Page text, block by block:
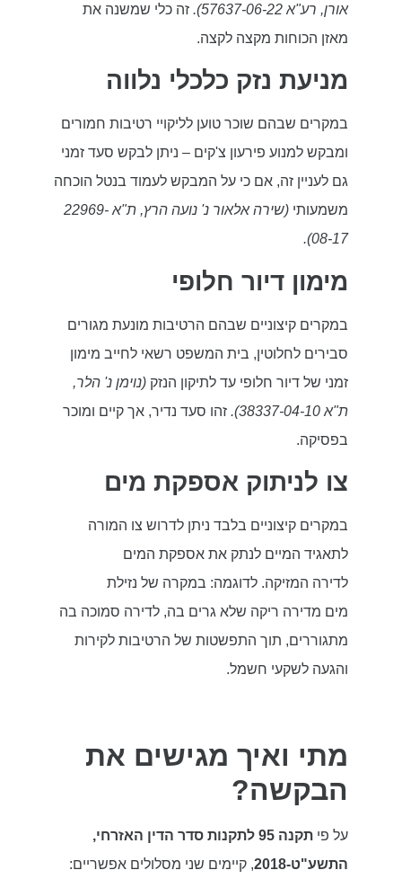
אורן, רע"א 57637-06-22).
זה כלי שמשנה את
מאזן הכוחות מקצה לקצה.
מניעת נזק כלכלי נלווה
במקרים שבהם שוכר טוען לליקויי רטיבות חמורים
ומבקש למנוע פירעון צ'קים – ניתן לבקש סעד זמני
גם לעניין זה, אם כי על המבקש לעמוד בנטל הוכחה
משמעותי
(שירה אלאור נ' נועה הרץ, ת"א 22969-
08-17).
מימון דיור חלופי
במקרים קיצוניים שבהם הרטיבות מונעת מגורים
סבירים לחלוטין, בית המשפט רשאי לחייב מימון
זמני של דיור חלופי עד לתיקון הנזק (נוימן נ' הלר,
ת"א 38337-04-10).
זהו סעד נדיר, אך קיים ומוכר
בפסיקה.
צו לניתוק אספקת מים
במקרים קיצוניים בלבד ניתן לדרוש צו המורה
לתאגיד המיים לנתק את אספקת המים
לדירה המזיקה. לדוגמה: במקרה של נזילת
מים מדירה ריקה שלא גרים בה, לדירה סמוכה בה
מתגוררים, תוך התפשטות של הרטיבות לקירות
והגעה לשקעי חשמל.
מתי ואיך מגישים את
הבקשה?
על פי
תקנה 95 לתקנות סדר הדין האזרחי,
התשע"ט-2018
, קיימים שני מסלולים אפשריים: